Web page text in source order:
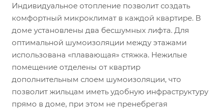
Индивидуальное отопление позволит создать
комфортный микроклимат в каждой квартире. В
доме установлены два бесшумных лифта. Для
оптимальной шумоизоляции между этажами
использована «плавающая» стяжка. Нежилые
помещение отделены от квартир
дополнительным слоем шумоизоляции, что
позволит жильцам иметь удобную инфраструктуру
прямо в доме, при этом не пренебрегая